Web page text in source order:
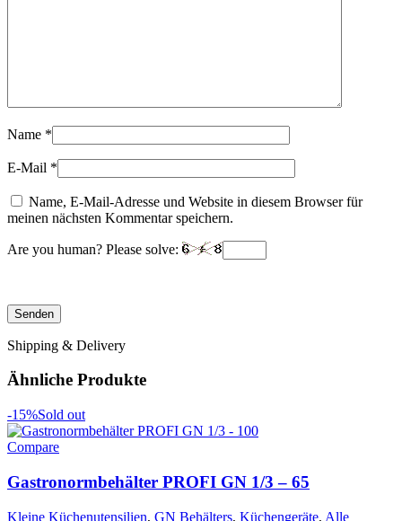
Name *
E-Mail *
Name, E-Mail-Adresse und Website in diesem Browser für
meinen nächsten Kommentar speichern.
Are you human? Please solve:
Shipping & Delivery
Ähnliche Produkte
-15%Sold out
Compare
Gastronormbehälter PROFI GN 1/3 – 65
Kleine Küchenutensilien, GN Behälters, Küchengeräte, Alle